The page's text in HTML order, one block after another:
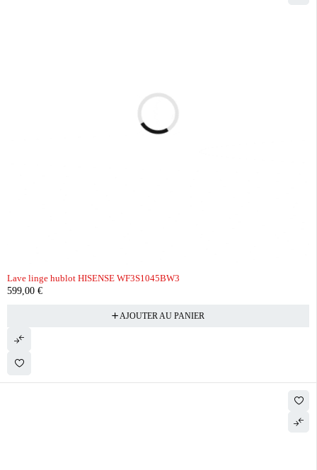
Lave linge hublot HISENSE WF3S1045BW3
599,00 €
AJOUTER AU PANIER